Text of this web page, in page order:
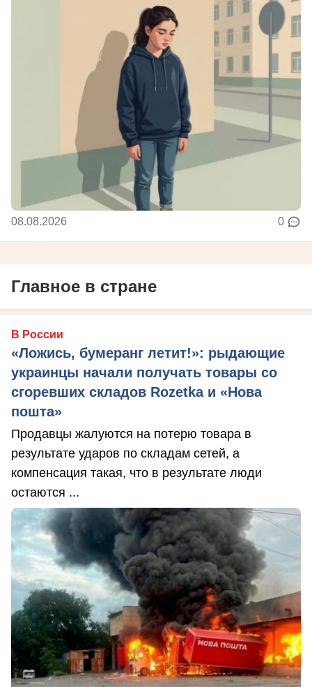
08.08.2026 0
Главное в стране
В России
«Ложись, бумеранг летит!»: рыдающие
украинцы начали получать товары со
сгоревших складов Rozetka и «Нова
пошта»
Продавцы жалуются на потерю товара в
результате ударов по складам сетей, а
компенсация такая, что в результате люди
остаются ...